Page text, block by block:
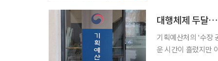
대행체제 두달
기획예산처의 '수장
운 시간이 흘렀지만